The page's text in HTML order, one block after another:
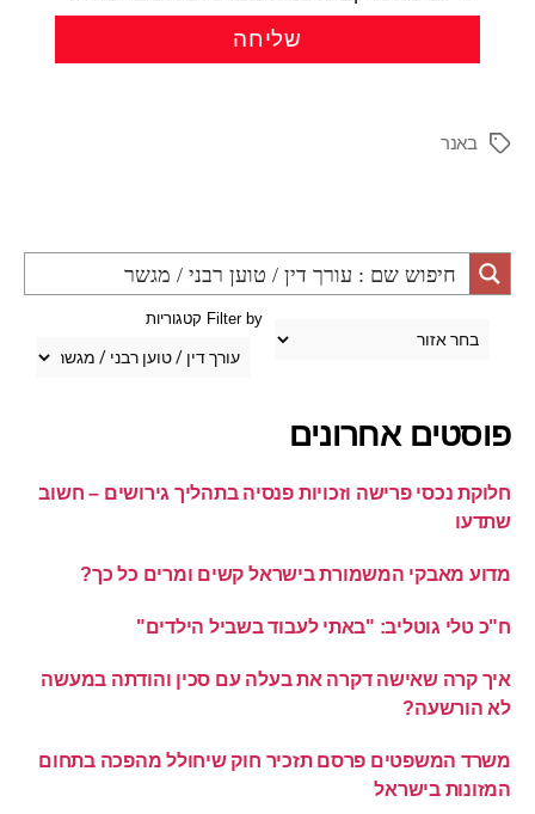
שליחה
באנר
Filter by קטגוריות
פוסטים אחרונים
חלוקת נכסי פרישה וזכויות פנסיה בתהליך גירושים – חשוב
שתדעו
מדוע מאבקי המשמורת בישראל קשים ומרים כל כך?
ח"כ טלי גוטליב: "באתי לעבוד בשביל הילדים"
איך קרה שאישה דקרה את בעלה עם סכין והודתה במעשה
לא הורשעה?
משרד המשפטים פרסם תזכיר חוק שיחולל מהפכה בתחום
המזונות בישראל